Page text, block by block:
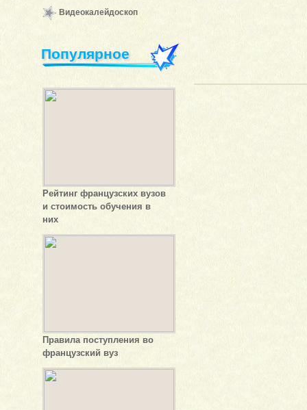
Видеокалейдоскоп
Популярное
Рейтинг французских вузов
и стоимость обучения в
них
Правила поступления во
французский вуз